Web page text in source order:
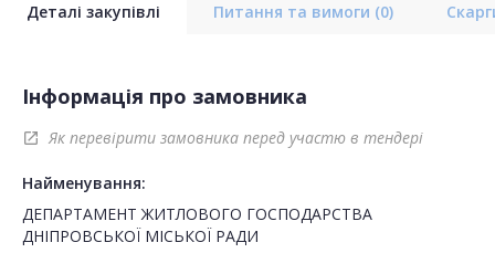
Деталі закупівлі Питання та вимоги (0)
Інформація про замовника
open_in_new Як перевірити замовника перед участю в тендері
Найменування:
ДЕПАРТАМЕНТ ЖИТЛОВОГО ГОСПОДАРСТВА
ДНІПРОВСЬКОЇ МІСЬКОЇ РАДИ